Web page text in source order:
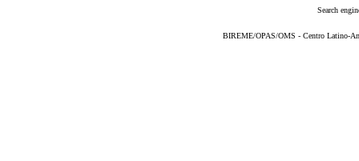
Search
BIREME/OPAS/OMS - Centro Latino-